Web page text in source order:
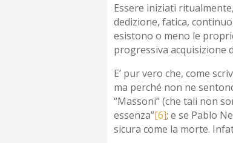
Essere iniziati
dedizione, fatica,
esistono o meno le
progressiva acquisizione
E’ pur vero che, come
ma perché non ne
“Massoni” (che tali non
essenza”[6]; e se Pablo
sicura come la morte.